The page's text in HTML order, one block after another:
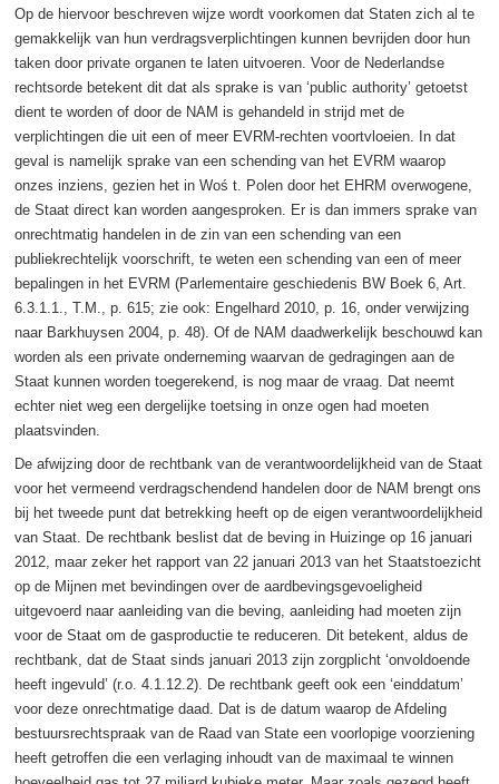
Op de hiervoor beschreven wijze wordt voorkomen dat Staten zich al te
gemakkelijk van hun verdragsverplichtingen kunnen bevrijden door hun
taken door private organen te laten uitvoeren. Voor de Nederlandse
rechtsorde betekent dit dat als sprake is van ‘public authority’ getoetst
dient te worden of door de NAM is gehandeld in strijd met de
verplichtingen die uit een of meer EVRM-rechten voortvloeien. In dat
geval is namelijk sprake van een schending van het EVRM waarop
onzes inziens, gezien het in Woś t. Polen door het EHRM overwogene,
de Staat direct kan worden aangesproken. Er is dan immers sprake van
onrechtmatig handelen in de zin van een schending van een
publiekrechtelijk voorschrift, te weten een schending van een of meer
bepalingen in het EVRM (Parlementaire geschiedenis BW Boek 6, Art.
6.3.1.1., T.M., p. 615; zie ook: Engelhard 2010, p. 16, onder verwijzing
naar Barkhuysen 2004, p. 48). Of de NAM daadwerkelijk beschouwd kan
worden als een private onderneming waarvan de gedragingen aan de
Staat kunnen worden toegerekend, is nog maar de vraag. Dat neemt
echter niet weg een dergelijke toetsing in onze ogen had moeten
plaatsvinden.
De afwijzing door de rechtbank van de verantwoordelijkheid van de Staat
voor het vermeend verdragschendend handelen door de NAM brengt ons
bij het tweede punt dat betrekking heeft op de eigen verantwoordelijkheid
van Staat. De rechtbank beslist dat de beving in Huizinge op 16 januari
2012, maar zeker het rapport van 22 januari 2013 van het Staatstoezicht
op de Mijnen met bevindingen over de aardbevingsgevoeligheid
uitgevoerd naar aanleiding van die beving, aanleiding had moeten zijn
voor de Staat om de gasproductie te reduceren. Dit betekent, aldus de
rechtbank, dat de Staat sinds januari 2013 zijn zorgplicht ‘onvoldoende
heeft ingevuld’ (r.o. 4.1.12.2). De rechtbank geeft ook een ‘einddatum’
voor deze onrechtmatige daad. Dat is de datum waarop de Afdeling
bestuursrechtspraak van de Raad van State een voorlopige voorziening
heeft getroffen die een verlaging inhoudt van de maximaal te winnen